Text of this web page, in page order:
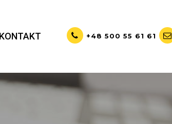
KONTAKT +48 500 55 61 61